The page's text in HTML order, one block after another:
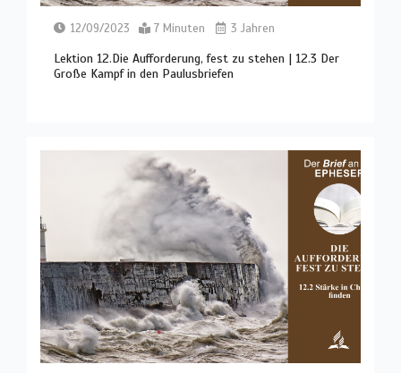
12/09/2023 7 Minuten 3 Jahren
Lektion 12.Die Aufforderung, fest zu stehen | 12.3 Der
Große Kampf in den Paulusbriefen